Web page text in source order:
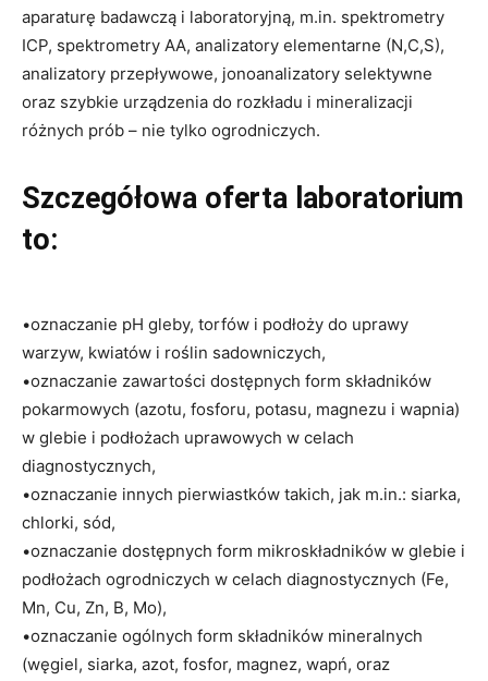
aparaturę badawczą i laboratoryjną, m.in. spektrometry
ICP, spektrometry AA, analizatory elementarne (N,C,S),
analizatory przepływowe, jonoanalizatory selektywne
oraz szybkie urządzenia do rozkładu i mineralizacji
różnych prób – nie tylko ogrodniczych.
Szczegółowa oferta laboratorium
to:
•oznaczanie pH gleby, torfów i podłoży do uprawy
warzyw, kwiatów i roślin sadowniczych,
•oznaczanie zawartości dostępnych form składników
pokarmowych (azotu, fosforu, potasu, magnezu i wapnia)
w glebie i podłożach uprawowych w celach
diagnostycznych,
•oznaczanie innych pierwiastków takich, jak m.in.: siarka,
chlorki, sód,
•oznaczanie dostępnych form mikroskładników w glebie i
podłożach ogrodniczych w celach diagnostycznych (Fe,
Mn, Cu, Zn, B, Mo),
•oznaczanie ogólnych form składników mineralnych
(węgiel, siarka, azot, fosfor, magnez, wapń, oraz